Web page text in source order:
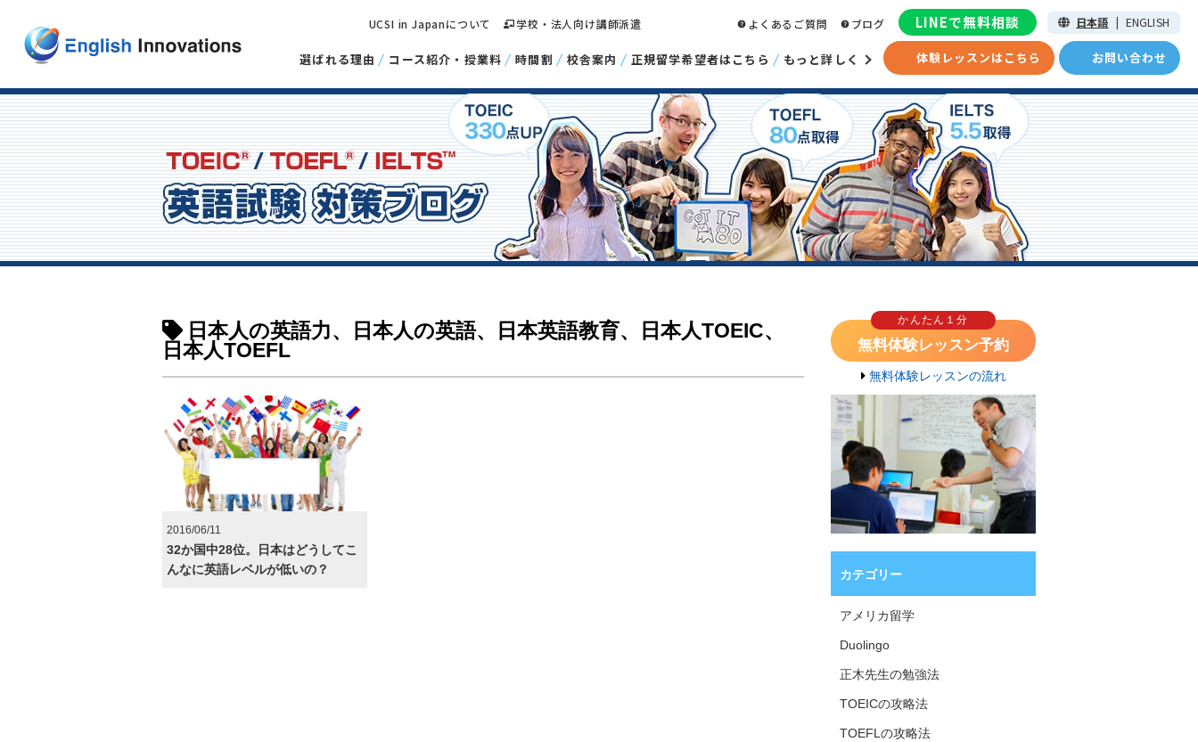
選ばれる理由 コース紹介・授業料 時間割 校舎案内 正規留学希望者はこちら もっと詳しく 体験レッスンはこちら お問い合わせ
UCSI in Japanについて 学校・法人向け講師派遣 よくあるご質問 ブログ LINEで無料相談 日本語 | ENGLISH
日本人の英語力、日本人の英語、日本英語教育、日本人TOEIC、
日本人TOEFL
2016/06/11
32か国中28位。日本はどうしてこ
んなに英語レベルが低いの？
かんたん１分
無料体験レッスン予約
無料体験レッスンの流れ
カテゴリー
アメリカ留学
Duolingo
正木先生の勉強法
TOEICの攻略法
TOEFLの攻略法